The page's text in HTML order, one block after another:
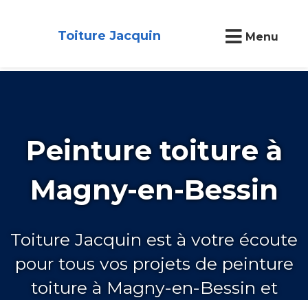
Toiture Jacquin Menu
Peinture toiture à
Magny-en-Bessin
Toiture Jacquin est à votre écoute
pour tous vos projets de peinture
toiture à Magny-en-Bessin et